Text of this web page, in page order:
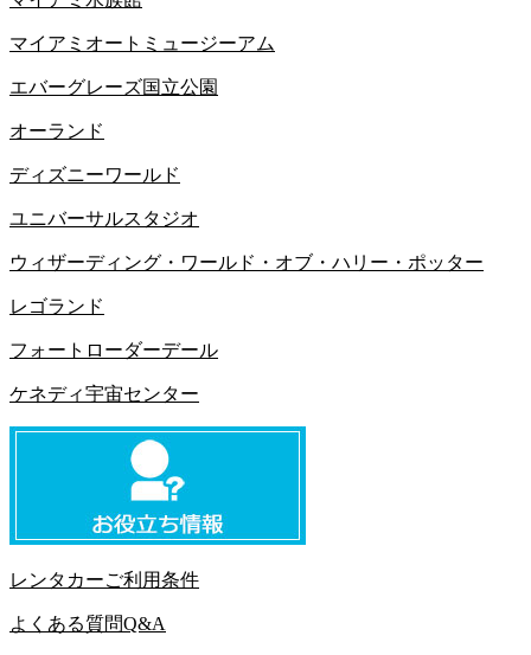
マイアミオートミュージーアム
エバーグレーズ国立公園
オーランド
ディズニーワールド
ユニバーサルスタジオ
ウィザーディング・ワールド・オブ・ハリー・ポッター
レゴランド
フォートローダーデール
ケネディ宇宙センター
レンタカーご利用条件
よくある質問Q&A